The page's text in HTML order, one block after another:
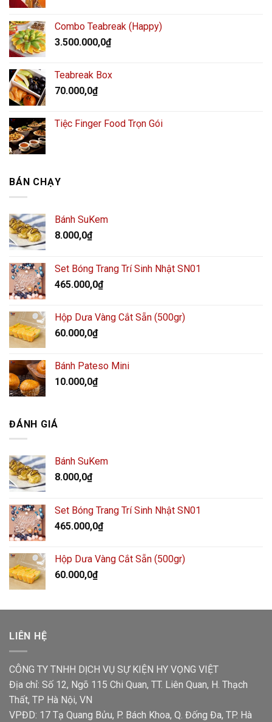
Combo Teabreak (Happy)
3.500.000,0₫
Teabreak Box
70.000,0₫
Tiệc Finger Food Trọn Gói
BÁN CHẠY
Bánh SuKem
8.000,0₫
Set Bóng Trang Trí Sinh Nhật SN01
465.000,0₫
Hộp Dưa Vàng Cắt Sẵn (500gr)
60.000,0₫
Bánh Pateso Mini
10.000,0₫
ĐÁNH GIÁ
Bánh SuKem
8.000,0₫
Set Bóng Trang Trí Sinh Nhật SN01
465.000,0₫
Hộp Dưa Vàng Cắt Sẵn (500gr)
60.000,0₫
LIÊN HỆ
CÔNG TY TNHH DỊCH VỤ SỰ KIỆN HY VỌNG VIỆT
Địa chỉ: Số 12, Ngõ 115 Chi Quan, TT. Liên Quan, H. Thạch
Thất, TP Hà Nội, VN
VPĐD: 17 Tạ Quang Bửu, P. Bách Khoa, Q. Đống Đa, TP. Hà